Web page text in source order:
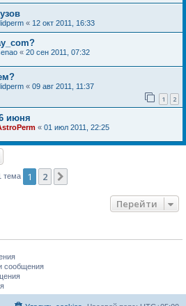
« 12 окт 2011, 16:33
« 20 сен 2011, 07:32
« 09 авг 2011, 11:37
1 2
июня
« 01 июл 2011, 22:25
тема 1 2
Перейти
сообщения